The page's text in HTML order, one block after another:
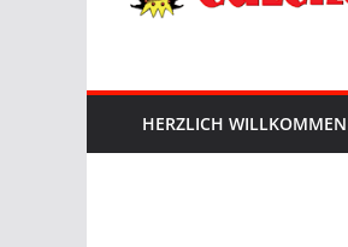
HERZLICH WILLKOMMEN